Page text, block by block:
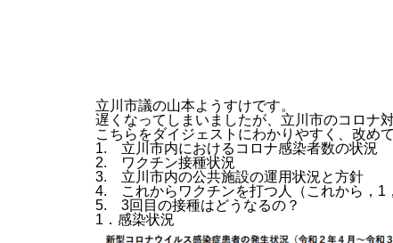
立川市議の山本ようすけです。
遅くなってしまいましたが、立川市のコロナ
こちらをダイジェストにわかりやすく、改め
1. 立川市内におけるコロナ感染者数の状況
2. ワクチン接種状況
3. 立川市内の公共施設の運用状況と方針
4. これからワクチンを打つ人（これから，1
5. 3回目の接種はどうなるの？
1．感染状況